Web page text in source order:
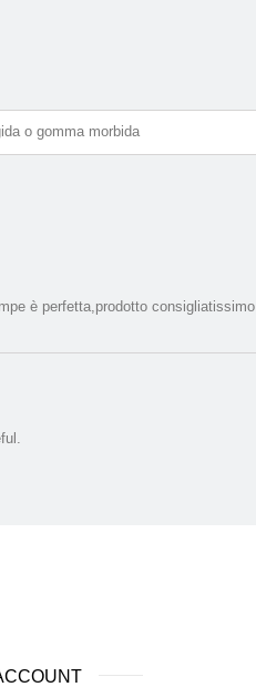
o gomma morbida
è perfetta,prodotto consigliatissimo